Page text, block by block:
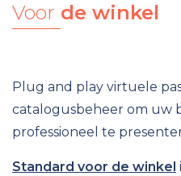
Voor de winkel
Plug and play virtuele
catalogusbeheer om uw
professioneel te
Standard voor de winkel